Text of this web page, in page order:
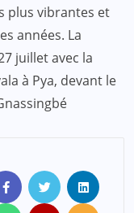
plus vibrantes et
années. La
juillet avec la
à Pya, devant le